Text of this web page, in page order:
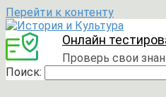
Перейти к контенту
Онлайн
Проверь свои
Поиск: